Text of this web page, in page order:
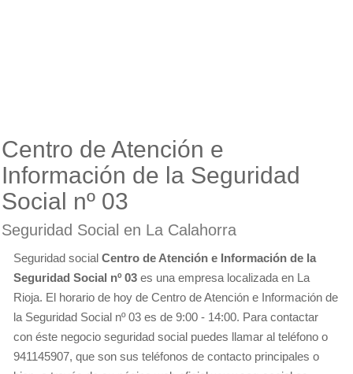
Centro de Atención e
Información de la Seguridad
Social nº 03
Seguridad Social en La Calahorra
Seguridad social Centro de Atención e Información de la
Seguridad Social nº 03 es una empresa localizada en La
Rioja. El horario de hoy de Centro de Atención e Información de
la Seguridad Social nº 03 es de 9:00 - 14:00. Para contactar
con éste negocio seguridad social puedes llamar al teléfono o
941145907, que son sus teléfonos de contacto principales o